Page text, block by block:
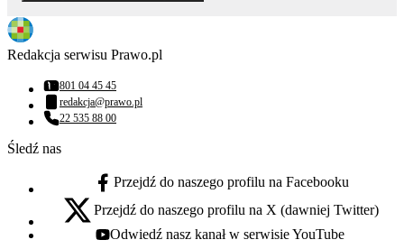
Redakcja serwisu Prawo.pl
Numer telefonu:
801 04 45 45
Adres email:
redakcja@prawo.pl
Numer telefonu:
22 535 88 00
Śledź nas
facebook - otwiera się w nowej karcie
Przejdź do naszego profilu na Facebooku
x - otwiera się w nowej karcie
Przejdź do naszego profilu na X (dawniej Twitter)
youtube - otwiera się w nowej karcie
Odwiedź nasz kanał w serwisie YouTube